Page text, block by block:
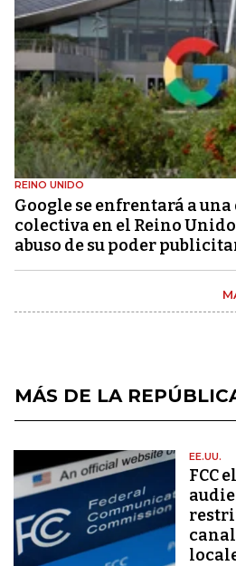
REINO UNIDO
Google se enfrentará a
colectiva en el Reino
abuso de su poder
MÁS DE LA
EE.UU.
FCC